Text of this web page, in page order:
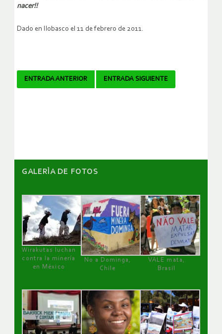
nacer!!
Dado en Ilobasco el 11 de febrero de 2011.
Navegador
ENTRADA ANTERIOR ENTRADA SIGUIENTE
GALERÌA DE FOTOS
Wirakutas luchan
contra la minería
en México
No a Dominga,
Chile
VALE mata,
Brasil